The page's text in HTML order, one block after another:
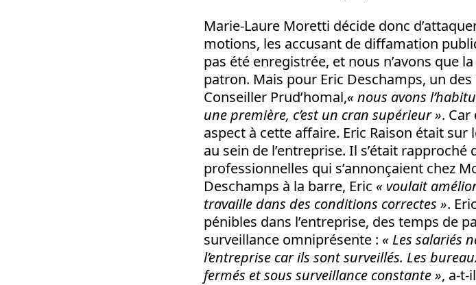
Marie-Laure Moretti décide donc
motions, les accusant de diffamation
pas été enregistrée, et nous n’avons que
patron. Mais pour Eric Deschamps, un
Conseiller Prud’homal,« nous avons
une première, c’est un cran supérieur ».
aspect à cette affaire. Eric Raison était
au sein de l’entreprise. Il s’était
professionnelles qui s’annonçaient chez
Deschamps à la barre, Eric « voulait
travaille dans des conditions correctes ».
pénibles dans l’entreprise, des temps de
surveillance omniprésente : « Les salariés
l’entreprise car ils sont surveillés. Les
fermés et sous surveillance constante », a-t-